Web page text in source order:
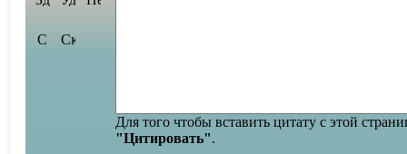
Для того чтобы вставить цитату с этой
"Цитировать".